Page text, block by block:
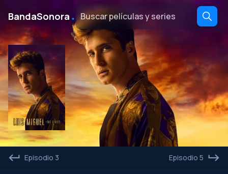
BandaSonora ․
Episodio 3 Episodio 5